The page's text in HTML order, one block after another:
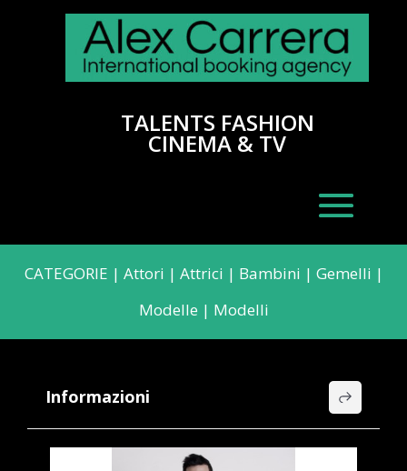
TALENTS FASHION
CINEMA & TV
CATEGORIE | Attori | Attrici | Bambini | Gemelli |
Modelle | Modelli
Informazioni